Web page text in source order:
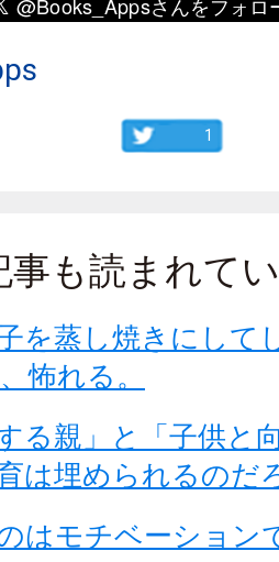
1
事も読まれて
を蒸し焼きにして
怖れる。
る親」と「子供と
は埋められるのだ
はモチベーション